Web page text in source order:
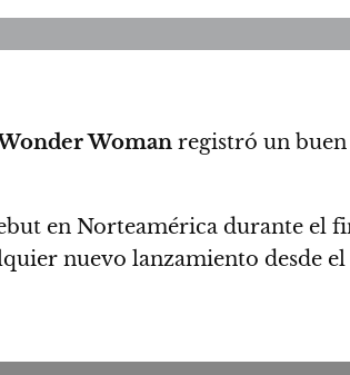
Woman registró un
en Norteamérica durante el
nuevo lanzamiento desde